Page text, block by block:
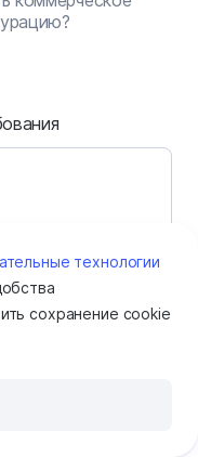
технологии
сохранение cookie